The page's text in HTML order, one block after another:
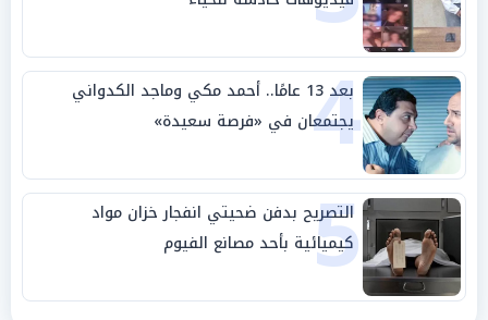
4 بعد 13 عامًا.. أحمد مكي وماجد الكدواني
يجتمعان في «فرصة سعيدة»
5
التصريح بدفن ضحيتي انفجار خزان مواد
كيميائية بأحد مصانع الفيوم